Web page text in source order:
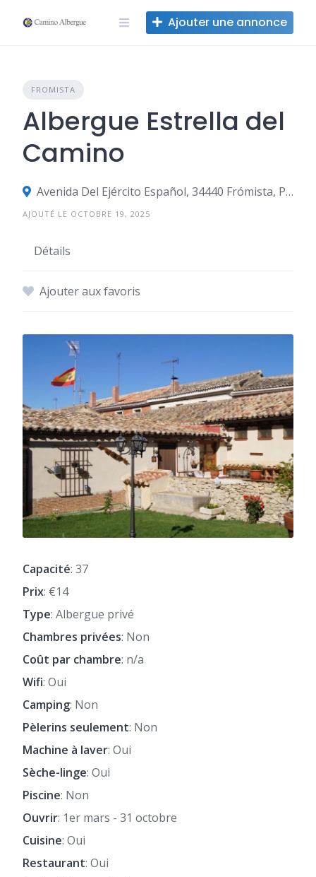
Ajouter une annonce
FROMISTA
Albergue Estrella del
Camino
Avenida Del Ejército Español, 34440 Frómista, Palencia, Espagne
AJOUTÉ LE OCTOBRE 19, 2025
Détails
Ajouter aux favoris
Capacité: 37
Prix: €14
Type: Albergue privé
Chambres privées: Non
Coût par chambre: n/a
Wifi: Oui
Camping: Non
Pèlerins seulement: Non
Machine à laver: Oui
Sèche-linge: Oui
Piscine: Non
Ouvrir: 1er mars - 31 octobre
Cuisine: Oui
Restaurant: Oui